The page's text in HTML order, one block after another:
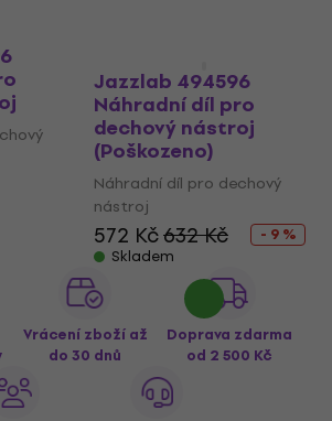
Jazzlab 494596
Náhradní díl pro
dechový nástroj
(Poškozeno)
Náhradní díl pro dechový
nástroj
572 Kč632 Kč
- 9 %
Skladem
Vrácení zboží až
do 30 dnů
Doprava zdarma
od 2 500 Kč